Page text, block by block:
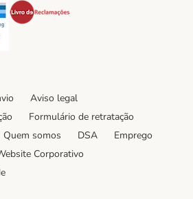
Security
Aviso legal
Formulário de retratação
Quem somos DSA
Emprego
Corporativo